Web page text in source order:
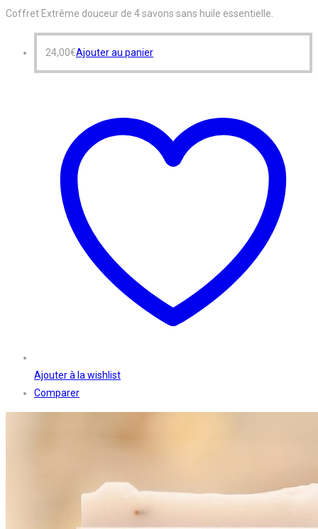
Coffret Extrême douceur de 4 savons sans huile essentielle.
24,00€Ajouter au panier
Ajouter à la wishlist
Comparer